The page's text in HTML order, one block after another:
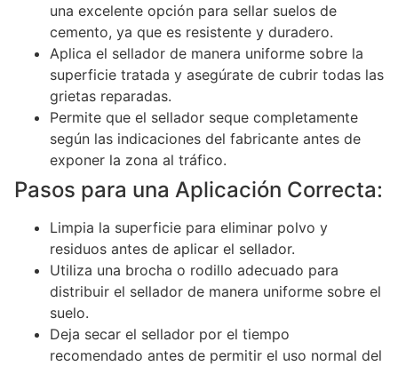
una excelente opción para sellar suelos de
cemento, ya que es resistente y duradero.
Aplica el sellador de manera uniforme sobre la
superficie tratada y asegúrate de cubrir todas las
grietas reparadas.
Permite que el sellador seque completamente
según las indicaciones del fabricante antes de
exponer la zona al tráfico.
Pasos para una Aplicación Correcta:
Limpia la superficie para eliminar polvo y
residuos antes de aplicar el sellador.
Utiliza una brocha o rodillo adecuado para
distribuir el sellador de manera uniforme sobre el
suelo.
Deja secar el sellador por el tiempo
recomendado antes de permitir el uso normal del